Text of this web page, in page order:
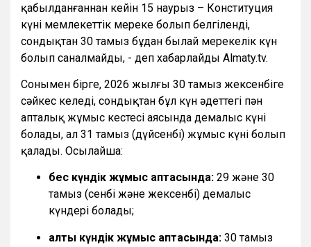
қабылданғаннан кейін 15 наурыз – Конституция
күні мемлекеттік мереке болып белгіленді,
сондықтан 30 тамыз бұдан былай мерекелік күн
болып саналмайды, - деп хабарлайды Almaty.tv.
Сонымен бірге, 2026 жылғы 30 тамыз жексенбіге
сәйкес келеді, сондықтан бұл күн әдеттегі пән
апталық жұмыс кестесі аясында демалыс күні
болады, ал 31 тамыз (дүйсенбі) жұмыс күні болып
қалады. Осылайша:
бес күндік жұмыс аптасында: 29 және 30
тамыз (сенбі және жексенбі) демалыс
күндері болады;
алты күндік жұмыс аптасында: 30 тамыз